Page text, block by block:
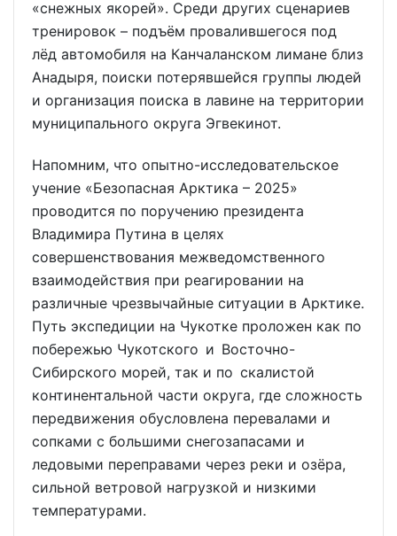
«снежных якорей». Среди других сценариев
тренировок – подъём провалившегося под
лёд автомобиля на Канчаланском лимане близ
Анадыря, поиски потерявшейся группы людей
и организация поиска в лавине на территории
муниципального округа Эгвекинот.
Напомним, что опытно-исследовательское
учение «Безопасная Арктика – 2025»
проводится по поручению президента
Владимира Путина в целях
совершенствования межведомственного
взаимодействия при реагировании на
различные чрезвычайные ситуации в Арктике.
Путь экспедиции на Чукотке проложен как по
побережью Чукотского и Восточно-
Сибирского морей, так и по скалистой
континентальной части округа, где сложность
передвижения обусловлена перевалами и
сопками с большими снегозапасами и
ледовыми переправами через реки и озёра,
сильной ветровой нагрузкой и низкими
температурами.